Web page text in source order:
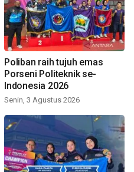
Poliban raih tujuh emas
Porseni Politeknik se-
Indonesia 2026
Senin, 3 Agustus 2026